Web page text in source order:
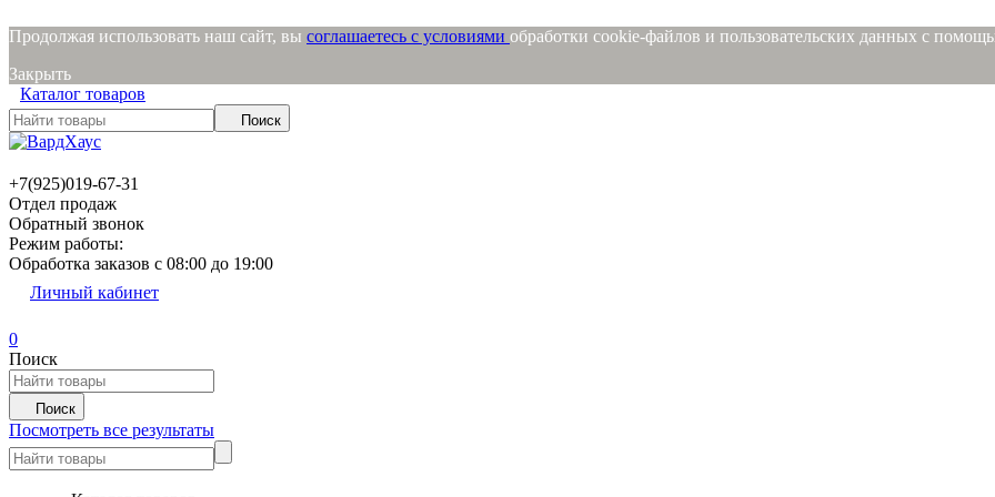
Продолжая использовать наш сайт, вы соглашаетесь с условиями обработки cookie-файлов и пользовательских данных с
Закрыть
Каталог товаров
Поиск
+7(925)019-67-31
Отдел продаж
Обратный звонок
Режим работы:
Обработка заказов с 08:00 до 19:00
Личный кабинет
0
Поиск
Поиск
Посмотреть все результаты